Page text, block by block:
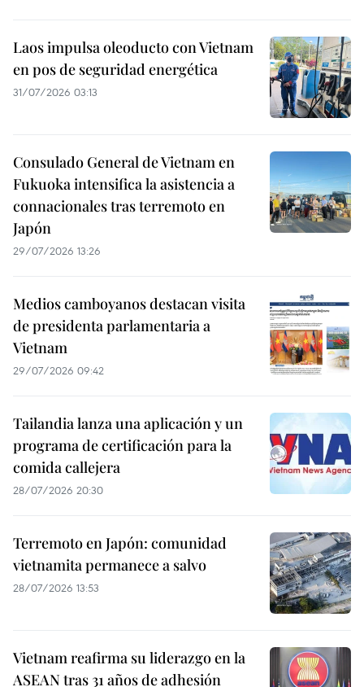
Laos impulsa oleoducto con Vietnam
en pos de seguridad energética
31/07/2026 03:13
Consulado General de Vietnam en
Fukuoka intensifica la asistencia a
connacionales tras terremoto en
Japón
29/07/2026 13:26
Medios camboyanos destacan visita
de presidenta parlamentaria a
Vietnam
29/07/2026 09:42
Tailandia lanza una aplicación y un
programa de certificación para la
comida callejera
28/07/2026 20:30
Terremoto en Japón: comunidad
vietnamita permanece a salvo
28/07/2026 13:53
Vietnam reafirma su liderazgo en la
ASEAN tras 31 años de adhesión